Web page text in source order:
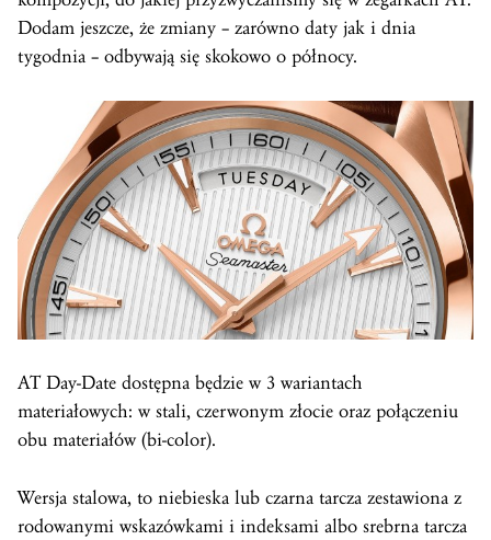
Dodam jeszcze, że zmiany – zarówno daty jak i dnia
tygodnia – odbywają się skokowo o północy.
AT Day-Date dostępna będzie w 3 wariantach
materiałowych: w stali, czerwonym złocie oraz połączeniu
obu materiałów (bi-color).
Wersja stalowa, to niebieska lub czarna tarcza zestawiona z
rodowanymi wskazówkami i indeksami albo srebrna tarcza